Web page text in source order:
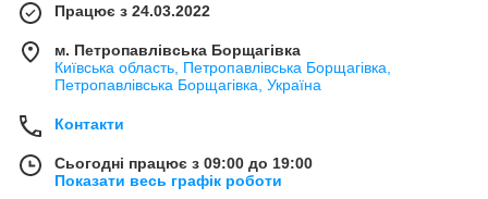
Працює з 24.03.2022
м. Петропавлівська Борщагівка
Київська область, Петропавлівська Борщагівка,
Петропавлівська Борщагівка, Україна
Контакти
Сьогодні працює з 09:00 до 19:00
Показати весь графік роботи